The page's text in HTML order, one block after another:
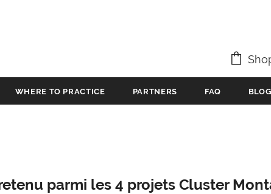
WHERE TO PRACTICE PARTNERS FAQ BLOG
parmi les 4 projets Cluster